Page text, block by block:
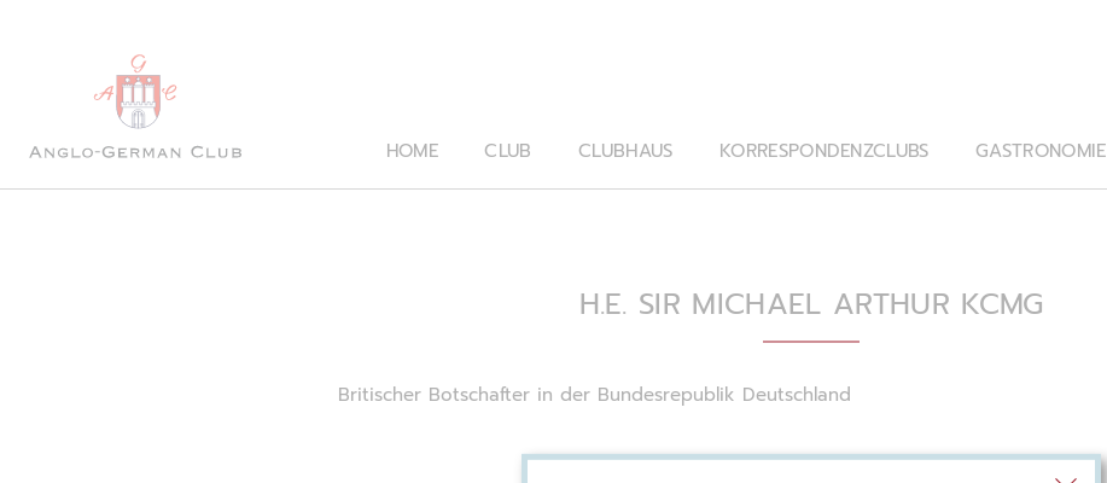
HOME CLUB CLUBHAUS KORRESPONDENZCLUBS GASTRONOMIE
H.E. SIR MICHAEL ARTHUR KCMG
Britischer Botschafter in der Bundesrepublik Deutschland